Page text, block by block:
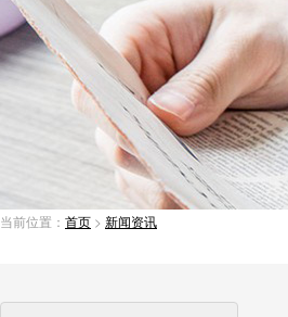
当前位置： 首页 > 新闻资讯